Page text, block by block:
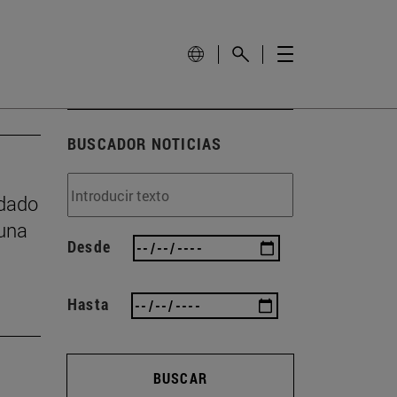
BUSCADOR NOTICIAS
Desde
Hasta
BUSCAR